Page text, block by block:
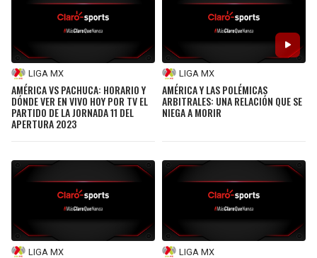
TITANS
GIANTS
EAGLES
COMMANDERS
CARDINALS
RAMS
WARRIORS
LAKERS
SUNS
KINGS
MAVERICKS
ROCKETS
LIGA MX
AMÉRICA VS PACHUCA: HORARIO Y
DÓNDE VER EN VIVO HOY POR TV EL
PARTIDO DE LA JORNADA 11 DEL
APERTURA 2023
LIGA MX
AMÉRICA Y LAS POLÉMICAS
ARBITRALES: UNA RELACIÓN QUE SE
NIEGA A MORIR
LIGA MX LIGA MX